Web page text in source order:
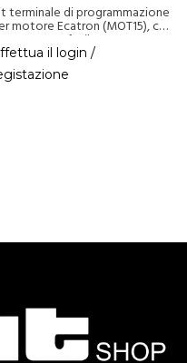
terminale di programmazione
motore Ecatron (MOT15), che
consente una facile
e impostazione.
il login /